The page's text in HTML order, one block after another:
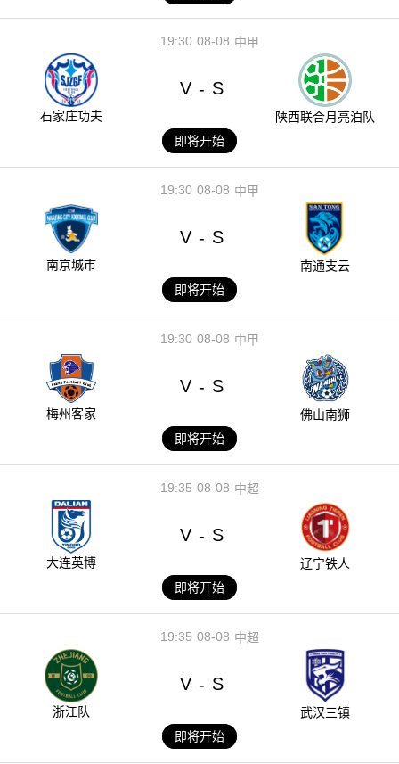
08-08
19:30 中甲
石家庄功夫
V - S
陕西联合月亮泊队
即将开始
08-08
19:30 中甲
南京城市
V - S
南通支云
即将开始
08-08
19:30 中甲
梅州客家
V - S
佛山南狮
即将开始
08-08
19:35 中超
大连英博
V - S
辽宁铁人
即将开始
08-08
19:35 中超
浙江队
V - S
武汉三镇
即将开始